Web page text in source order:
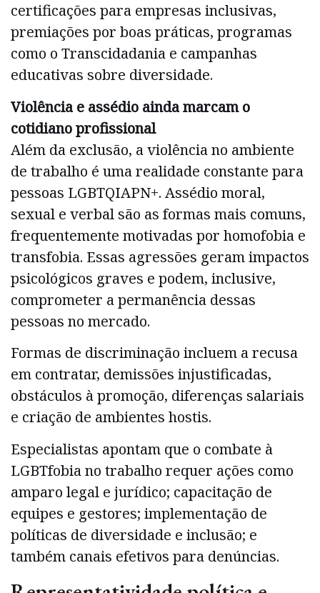
certificações para empresas inclusivas,
premiações por boas práticas, programas
como o Transcidadania e campanhas
educativas sobre diversidade.
Violência e assédio ainda marcam o
cotidiano profissional
Além da exclusão, a violência no ambiente
de trabalho é uma realidade constante para
pessoas LGBTQIAPN+. Assédio moral,
sexual e verbal são as formas mais comuns,
frequentemente motivadas por homofobia e
transfobia. Essas agressões geram impactos
psicológicos graves e podem, inclusive,
comprometer a permanência dessas
pessoas no mercado.
Formas de discriminação incluem a recusa
em contratar, demissões injustificadas,
obstáculos à promoção, diferenças salariais
e criação de ambientes hostis.
Especialistas apontam que o combate à
LGBTfobia no trabalho requer ações como
amparo legal e jurídico; capacitação de
equipes e gestores; implementação de
políticas de diversidade e inclusão; e
também canais efetivos para denúncias.